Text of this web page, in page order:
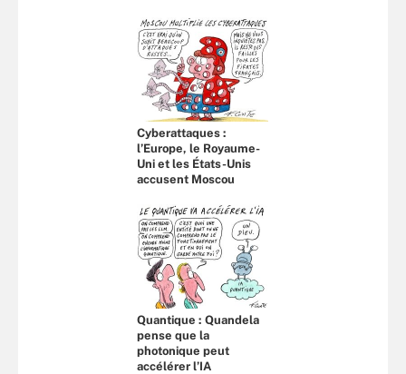
Cyberattaques :
l’Europe, le Royaume-
Uni et les États-Unis
accusent Moscou
Quantique : Quandela
pense que la
photonique peut
accélérer l’IA